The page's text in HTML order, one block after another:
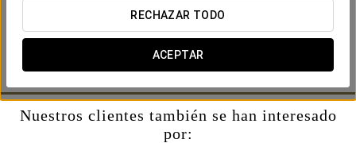
RECHAZAR TODO
ACEPTAR
Degustación en la habitación de:
-Una tabla de nuestra selección de embutidos ibéricos.
-Botella de vino tinto “D.O. Rioja”.
Nuestros clientes también se han interesado
por: